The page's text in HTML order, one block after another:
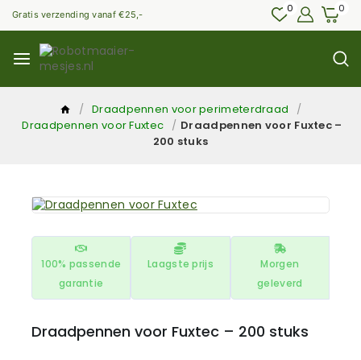
Gratis verzending vanaf €25,- 0 0
/ Draadpennen voor perimeterdraad
/
Draadpennen voor Fuxtec / Draadpennen voor Fuxtec –
200 stuks
100% passende
garantie
Laagste prijs
Morgen
geleverd
Draadpennen voor Fuxtec – 200 stuks